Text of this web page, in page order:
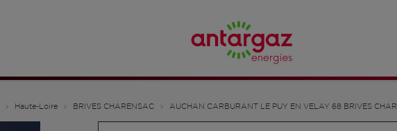
Haute-Loire BRIVES CHARENSAC AUCHAN CARBURANT LE PUY EN VELAY 68 BRIVES